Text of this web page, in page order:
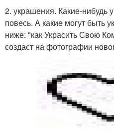
2. украшения. Какие-нибудь
повесь. А какие могут быть
ниже: "как Украсить Свою
создаст на фотографии